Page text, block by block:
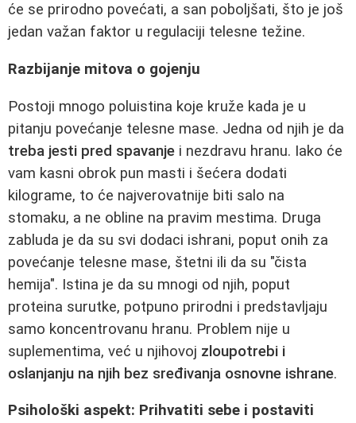
će se prirodno povećati, a san poboljšati, što je još
jedan važan faktor u regulaciji telesne težine.
Razbijanje mitova o gojenju
Postoji mnogo poluistina koje kruže kada je u
pitanju povećanje telesne mase. Jedna od njih je da
treba jesti pred spavanje i nezdravu hranu. Iako će
vam kasni obrok pun masti i šećera dodati
kilograme, to će najverovatnije biti salo na
stomaku, a ne obline na pravim mestima. Druga
zabluda je da su svi dodaci ishrani, poput onih za
povećanje telesne mase, štetni ili da su "čista
hemija". Istina je da su mnogi od njih, poput
proteina surutke, potpuno prirodni i predstavljaju
samo koncentrovanu hranu. Problem nije u
suplementima, već u njihovoj zloupotrebi i
oslanjanju na njih bez sređivanja osnovne ishrane.
Psihološki aspekt: Prihvatiti sebe i postaviti